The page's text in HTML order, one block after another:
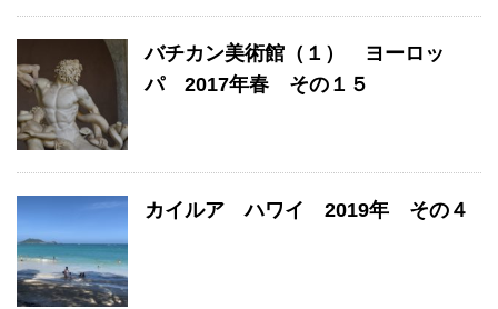
バチカン美術館（１） ヨーロッ
パ 2017年春 その１５
カイルア ハワイ 2019年 その４